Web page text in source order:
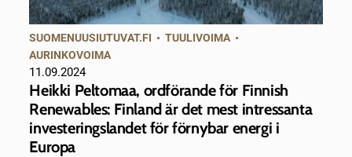
SUOMENUUSIUTUVAT.FI •TUULIVOIMA •
AURINKOVOIMA
11.09.2024
Heikki Peltomaa, ordförande för Finnish
Renewables: Finland är det mest intressanta
investeringslandet för förnybar energi i
Europa